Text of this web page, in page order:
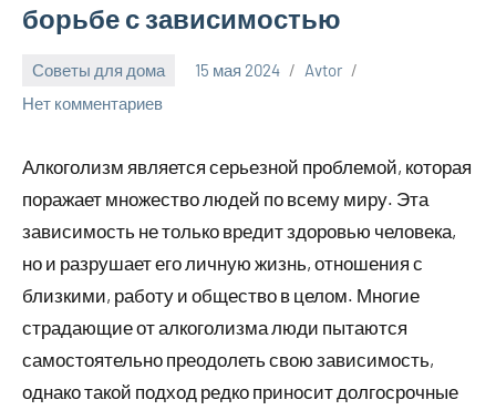
борьбе с зависимостью
Советы для дома 15 мая 2024
Avtor
Нет комментариев
Алкоголизм является серьезной проблемой, которая
поражает множество людей по всему миру. Эта
зависимость не только вредит здоровью человека,
но и разрушает его личную жизнь, отношения с
близкими, работу и общество в целом. Многие
страдающие от алкоголизма люди пытаются
самостоятельно преодолеть свою зависимость,
однако такой подход редко приносит долгосрочные